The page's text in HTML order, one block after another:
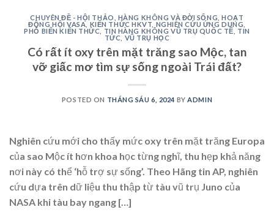
CHUYÊN ĐỀ - HỘI THẢO HÀNG KHÔNG VÀ ĐỜI SỐNG ,HOẠT
ĐỘNG HỘI VASA KIẾN THỨC HKVT NGHIÊN CỨU ỨNG DỤNG
PHỔ BIẾN KIẾN THỨC
TIN HÀNG KHÔNG VŨ TRỤ QUỐC TẾ
TIN
TỨC
VŨ TRỤ HỌC
Có rất ít oxy trên mặt trăng sao Mộc, tan
vỡ giấc mơ tìm sự sống ngoài Trái đất?
POSTED ON THÁNG SÁU 6, 2024 BYADMIN
Nghiên cứu mới cho thấy mức oxy trên mặt trăng Europa
của sao Mộc ít hơn khoa học từng nghĩ, thu hẹp khả năng
nơi này có thể ‘hỗ trợ sự sống’. Theo Hãng tin AP, nghiên
cứu dựa trên dữ liệu thu thập từ tàu vũ trụ Juno của
NASA khi tàu bay ngang […]